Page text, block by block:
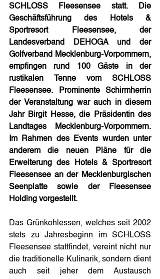
SCHLOSS Fleesensee statt. Die
Geschäftsführung des Hotels &
Sportresort Fleesensee, der
Landesverband DEHOGA und der
Golfverband Mecklenburg-Vorpommern,
empfingen rund 100 Gäste in der
rustikalen Tenne vom SCHLOSS
Fleesensee. Prominente Schirmherrin
der Veranstaltung war auch in diesem
Jahr Birgit Hesse, die Präsidentin des
Landtages Mecklenburg-Vorpommern.
Im Rahmen des Events wurden unter
anderem die neuen Pläne für die
Erweiterung des Hotels & Sportresort
Fleesensee an der Mecklenburgischen
Seenplatte sowie der Fleesensee
Holding vorgestellt.
Das Grünkohlessen, welches seit 2002
stets zu Jahresbeginn im SCHLOSS
Fleesensee stattfindet, vereint nicht nur
die traditionelle Kulinarik, sondern dient
auch seit jeher dem Austausch